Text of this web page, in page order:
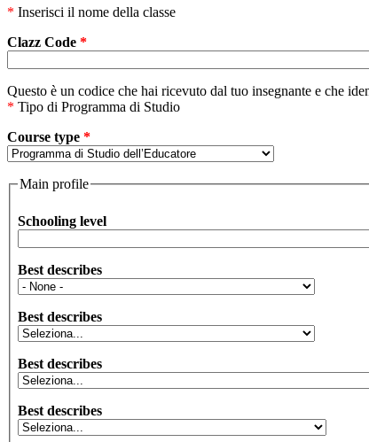
* Inserisci il nome della classe
Clazz Code *
Questo è un codice che hai ricevuto dal tuo insegnante e che
* Tipo di Programma di Studio
Course type *
Main profile
Schooling level
Best describes
Best describes
Best describes
Best describes